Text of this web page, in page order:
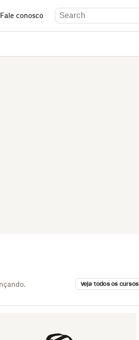
Fale conosco
Veja todos os cursos